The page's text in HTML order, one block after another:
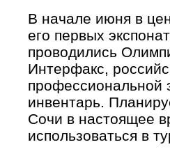
В начале июня в
его первых
проводились
Интерфакс,
профессиональной
инвентарь.
Сочи в настоящее
использоваться в